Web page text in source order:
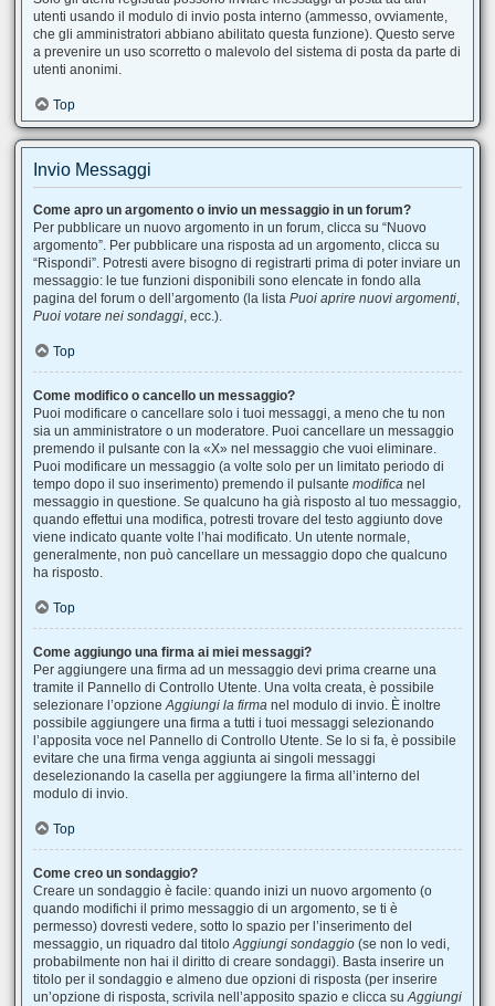
utenti usando il modulo di invio posta interno (ammesso, ovviamente,
che gli amministratori abbiano abilitato questa funzione). Questo serve
a prevenire un uso scorretto o malevolo del sistema di posta da parte di
utenti anonimi.
Top
Invio Messaggi
Come apro un argomento o invio un messaggio in un forum?
Per pubblicare un nuovo argomento in un forum, clicca su “Nuovo
argomento”. Per pubblicare una risposta ad un argomento, clicca su
“Rispondi”. Potresti avere bisogno di registrarti prima di poter inviare un
messaggio: le tue funzioni disponibili sono elencate in fondo alla
pagina del forum o dell’argomento (la lista Puoi aprire nuovi argomenti,
Puoi votare nei sondaggi, ecc.).
Top
Come modifico o cancello un messaggio?
Puoi modificare o cancellare solo i tuoi messaggi, a meno che tu non
sia un amministratore o un moderatore. Puoi cancellare un messaggio
premendo il pulsante con la «X» nel messaggio che vuoi eliminare.
Puoi modificare un messaggio (a volte solo per un limitato periodo di
tempo dopo il suo inserimento) premendo il pulsante modifica nel
messaggio in questione. Se qualcuno ha già risposto al tuo messaggio,
quando effettui una modifica, potresti trovare del testo aggiunto dove
viene indicato quante volte l’hai modificato. Un utente normale,
generalmente, non può cancellare un messaggio dopo che qualcuno
ha risposto.
Top
Come aggiungo una firma ai miei messaggi?
Per aggiungere una firma ad un messaggio devi prima crearne una
tramite il Pannello di Controllo Utente. Una volta creata, è possibile
selezionare l’opzioneAggiungi la firma nel modulo di invio. È inoltre
possibile aggiungere una firma a tutti i tuoi messaggi selezionando
l’apposita voce nel Pannello di Controllo Utente. Se lo si fa, è possibile
evitare che una firma venga aggiunta ai singoli messaggi
deselezionando la casella per aggiungere la firma all’interno del
modulo di invio.
Top
Come creo un sondaggio?
Creare un sondaggio è facile: quando inizi un nuovo argomento (o
quando modifichi il primo messaggio di un argomento, se ti è
permesso) dovresti vedere, sotto lo spazio per l’inserimento del
messaggio, un riquadro dal titoloAggiungi sondaggio (se non lo vedi,
probabilmente non hai il diritto di creare sondaggi). Basta inserire un
titolo per il sondaggio e almeno due opzioni di risposta (per inserire
un’opzione di risposta, scrivila nell’apposito spazio e clicca suAggiungi